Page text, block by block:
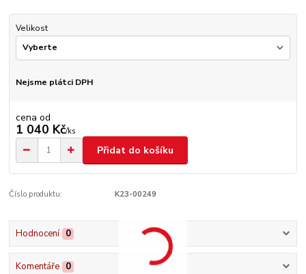
Velikost
Nejsme plátci DPH
cena od
1 040 Kč/ks
Přidat do košíku
Číslo produktu: K23-00249
Hodnocení 0
Komentáře 0